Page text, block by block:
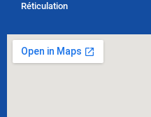
Réticulation